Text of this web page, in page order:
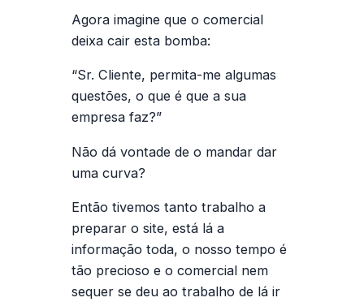
Agora imagine que o comercial
deixa cair esta bomba:
“Sr. Cliente, permita-me algumas
questões, o que é que a sua
empresa faz?”
Não dá vontade de o mandar dar
uma curva?
Então tivemos tanto trabalho a
preparar o site, está lá a
informação toda, o nosso tempo é
tão precioso e o comercial nem
sequer se deu ao trabalho de lá ir